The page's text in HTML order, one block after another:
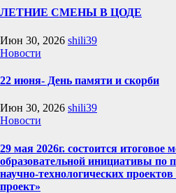
ЛЕТНИЕ СМЕНЫ В ЦОДЕ
Июн 30, 2026 shili39
Новости
22 июня- День памяти и скорби
Июн 30, 2026 shili39
Новости
29 мая 2026г. состоится итоговое
образовательной инициативы по
научно-технологических
проект»